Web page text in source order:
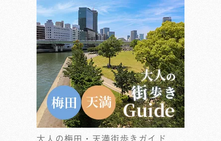
大人の梅田・天満街歩きガイド